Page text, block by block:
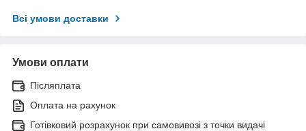
Всі умови доставки
Умови оплати
Післяплата
Оплата на рахунок
Готівковий розрахунок при самовивозі з точки видачі